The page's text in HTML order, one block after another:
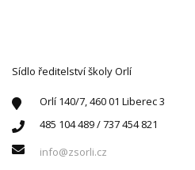
Sídlo ředitelství školy Orlí
Orlí 140/7, 460 01 Liberec 3
485 104 489 / 737 454 821
info@zsorli.cz